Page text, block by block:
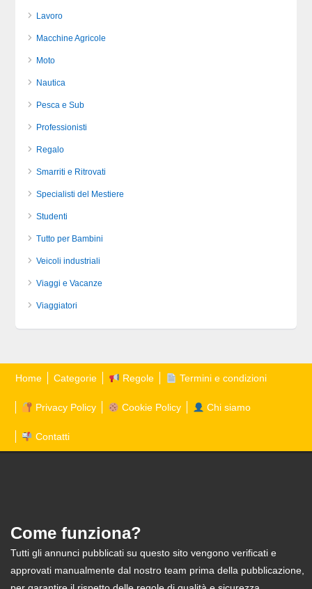
Lavoro
Macchine Agricole
Moto
Nautica
Pesca e Sub
Professionisti
Regalo
Smarriti e Ritrovati
Specialisti del Mestiere
Studenti
Tutto per Bambini
Veicoli industriali
Viaggi e Vacanze
Viaggiatori
Home Categorie Regole Termini e condizioni
Privacy Policy Cookie Policy Chi siamo
Contatti
Come funziona?
Tutti gli annunci pubblicati su questo sito vengono verificati e
approvati manualmente dal nostro team prima della pubblicazione,